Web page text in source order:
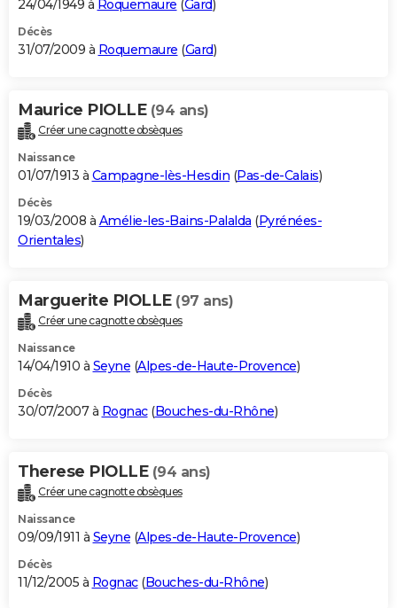
24/04/1949 à Roquemaure (Gard)
Décès
31/07/2009 à Roquemaure (Gard)
Maurice PIOLLE (94 ans)
Créer une cagnotte obsèques
Naissance
01/07/1913 à Campagne-lès-Hesdin (Pas-de-Calais)
Décès
19/03/2008 à Amélie-les-Bains-Palalda (Pyrénées-
Orientales)
Marguerite PIOLLE (97 ans)
Créer une cagnotte obsèques
Naissance
14/04/1910 à Seyne (Alpes-de-Haute-Provence)
Décès
30/07/2007 à Rognac(Bouches-du-Rhône)
Therese PIOLLE (94 ans)
Créer une cagnotte obsèques
Naissance
09/09/1911 à Seyne (Alpes-de-Haute-Provence)
Décès
11/12/2005 à Rognac(Bouches-du-Rhône)